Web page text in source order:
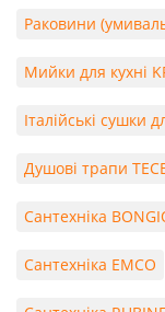
Раковини
Мийки для кухні
Італійські сушки
Душові трапи
Сантехніка
Сантехніка EMCO